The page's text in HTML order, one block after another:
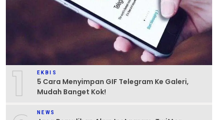
1 EKBIS
5 Cara Menyimpan GIF Telegram Ke Galeri,
Mudah Banget Kok!
NEWS